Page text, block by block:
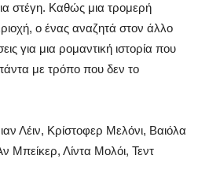
στέγη. Καθώς μια τρομερή
ο ένας αναζητά στον άλλο
για μια ρομαντική ιστορία που
με τρόπο που δεν το
Λέιν, Κρίστοφερ Μελόνι, Βαιόλα
Μπείκερ, Λίντα Μολόι, Τεντ